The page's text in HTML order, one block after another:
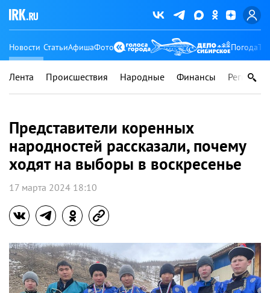
Новости СтатьиАфишаФото Погода
Лента Происшествия Народные Финансы Регионы
Представители коренных
народностей рассказали, почему
ходят на выборы в воскресенье
17 марта 2024 18:10